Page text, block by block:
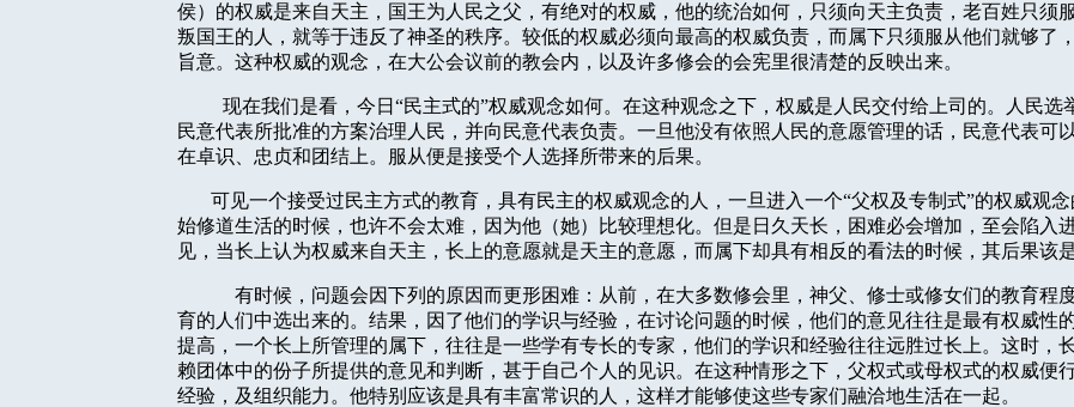
侯）的权威是来自天主，国王为人民之父，有绝对的权威，他的统治如何，只须向天主负责，老百姓只须
叛国王的人，就等于违反了神圣的秩序。较低的权威必须向最高的权威负责，而属下只须服从他们就够了
旨意。这种权威的观念，在大公会议前的教会内，以及许多修会的会宪里很清楚的反映出来。
现在我们是看，今日“民主式的”权威观念如何。在这种观念之下，权威是人民交付给上司的。人民选
民意代表所批准的方案治理人民，并向民意代表负责。一旦他没有依照人民的意愿管理的话，民意代表可
在卓识、忠贞和团结上。服从便是接受个人选择所带来的后果。
可见一个接受过民主方式的教育，具有民主的权威观念的人，一旦进入一个“父权及专制式”的权威观
始修道生活的时候，也许不会太难，因为他（她）比较理想化。但是日久天长，困难必会增加，至会陷入
见，当长上认为权威来自天主，长上的意愿就是天主的意愿，而属下却具有相反的看法的时候，其后果该是
有时候，问题会因下列的原因而更形困难：从前，在大多数修会里，神父、修士或修女们的教育程
育的人们中选出来的。结果，因了他们的学识与经验，在讨论问题的时候，他们的意见往往是最有权威性
提高，一个长上所管理的属下，往往是一些学有专长的专家，他们的学识和经验往往远胜过长上。这时，
赖团体中的份子所提供的意见和判断，甚于自己个人的见识。在这种情形之下，父权式或母权式的权威便
经验，及组织能力。他特别应该是具有丰富常识的人，这样才能够使这些专家们融洽地生活在一起。